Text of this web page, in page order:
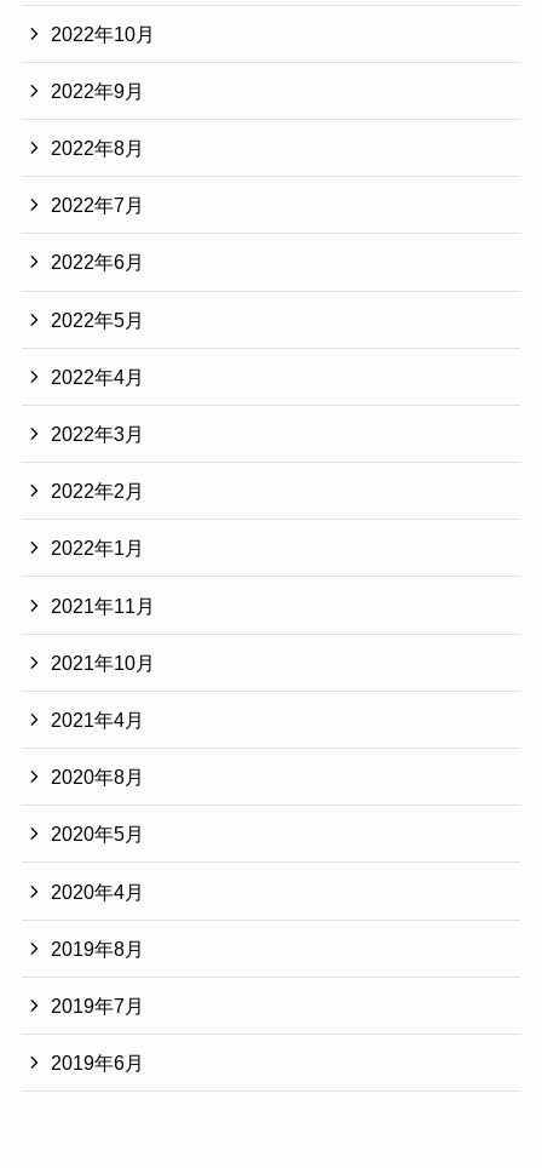
2022年10月
2022年9月
2022年8月
2022年7月
2022年6月
2022年5月
2022年4月
2022年3月
2022年2月
2022年1月
2021年11月
2021年10月
2021年4月
2020年8月
2020年5月
2020年4月
2019年8月
2019年7月
2019年6月